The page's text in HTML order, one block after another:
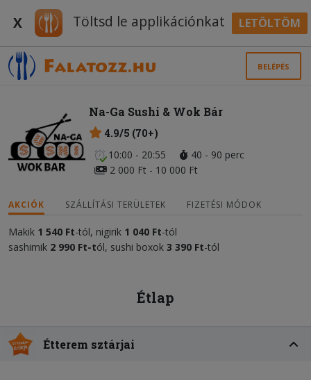
X Töltsd le applikációnkat LETÖLTÖM
BELÉPÉS
Na-Ga Sushi & Wok Bár
4.9/5 (70+)
10:00 - 20:55
40 - 90 perc
2 000 Ft - 10 000 Ft
AKCIÓK SZÁLLÍTÁSI TERÜLETEK FIZETÉSI MÓDOK
Makik 1 540 Ft-tól, nigirik 1 040 Ft-tól
sashimik 2 990 Ft-tól, sushi boxok 3 390 Ft-tól
Étlap
Étterem sztárjai